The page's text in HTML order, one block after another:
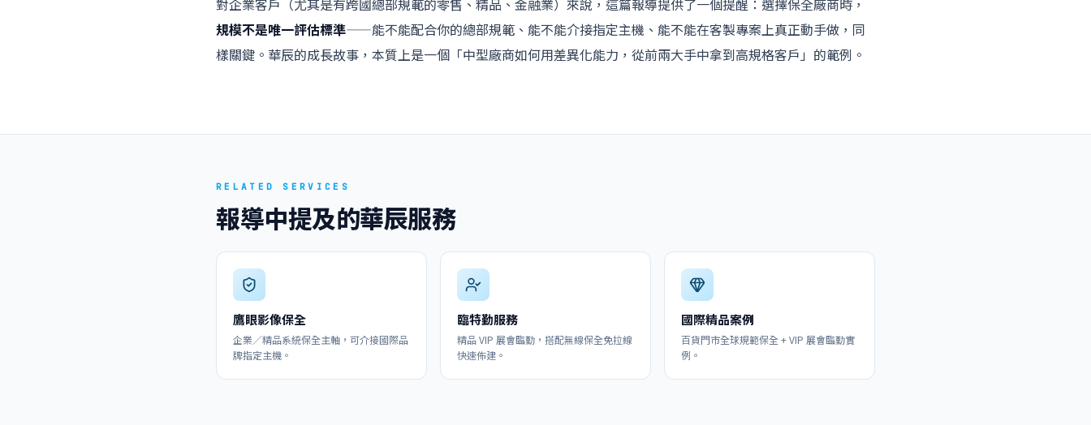
對企業客戶（尤其是有跨國總部規範的零售、精品、金融業）來說，這篇報導提供了一個提醒：選擇保全廠商時，
規模不是唯一評估標準——能不能配合你的總部規範、能不能介接指定主機、能不能在客製專案上真正動手做，同
樣關鍵。華辰的成長故事，本質上是一個「中型廠商如何用差異化能力，從前兩大手中拿到高規格客戶」的範例。
RELATED SERVICES
報導中提及的華辰服務
鷹眼影像保全
企業／精品系統保全主軸，可介接國際品
牌指定主機。
臨特勤服務
精品 VIP 展會臨勤，搭配無線保全免拉線
快速佈建。
國際精品案例
百貨門市全球規範保全 + VIP 展會臨勤實
例。